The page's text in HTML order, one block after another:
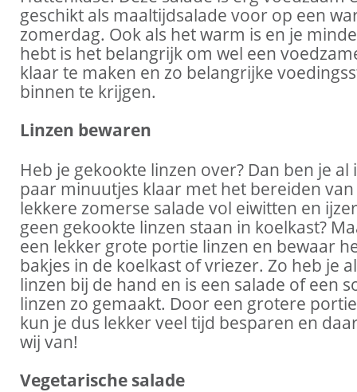
geschikt als maaltijdsalade voor op een
zomerdag. Ook als het warm is en je
hebt is het belangrijk om wel een
klaar te maken en zo belangrijke
binnen te krijgen.
Linzen bewaren
Heb je gekookte linzen over? Dan ben je al
paar minuutjes klaar met het bereiden
lekkere zomerse salade vol eiwitten en
geen gekookte linzen staan in koelkast?
een lekker grote portie linzen en bewaar
bakjes in de koelkast of vriezer. Zo heb je
linzen bij de hand en is een salade of een
linzen zo gemaakt. Door een grotere
kun je dus lekker veel tijd besparen en
wij van!
Vegetarische salade